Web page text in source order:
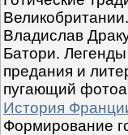
Владислав
Батори.
предания и
пугающий
История
Формирование